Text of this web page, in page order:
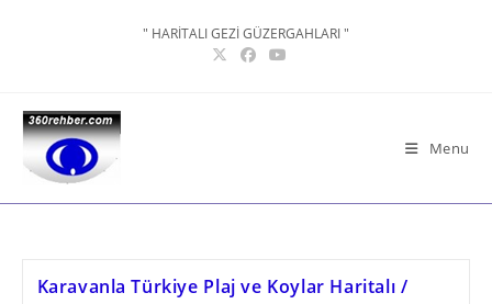
" HARİTALI GEZİ GÜZERGAHLARI "
Menu
Karavanla Türkiye Plaj ve Koylar Haritalı /